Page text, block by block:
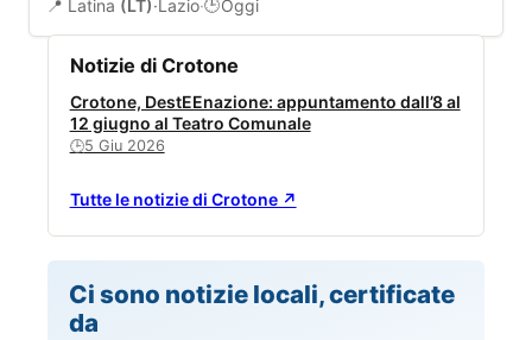
📍 Latina (LT)·Lazio·🕒Oggi
Notizie di Crotone
Crotone, DestEEnazione: appuntamento dall’8 al
12 giugno al Teatro Comunale
🕒5 Giu 2026
Tutte le notizie di Crotone ↗
Ci sono notizie locali, certificate
da